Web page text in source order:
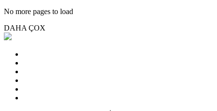
No more pages to load
DAHA ÇOX